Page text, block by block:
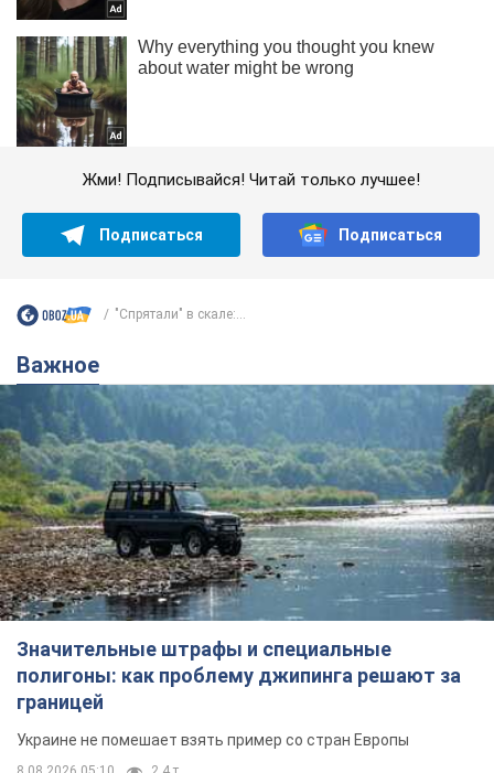
Жми! Подписывайся! Читай только лучшее!
Подписаться Подписаться
"Спрятали" в скале:...
Важное
Значительные штрафы и специальные
полигоны: как проблему джипинга решают за
границей
Украине не помешает взять пример со стран Европы